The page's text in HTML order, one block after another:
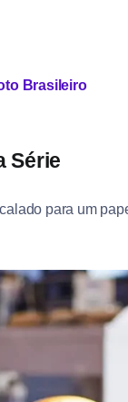
Brasileiro
Série
para um